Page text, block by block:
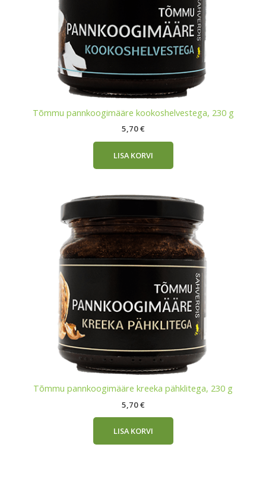
Tõmmu pannkoogimääre kookoshelvestega, 230 g
5,70€
LISA KORVI
Tõmmu pannkoogimääre kreeka pähklitega, 230 g
5,70€
LISA KORVI